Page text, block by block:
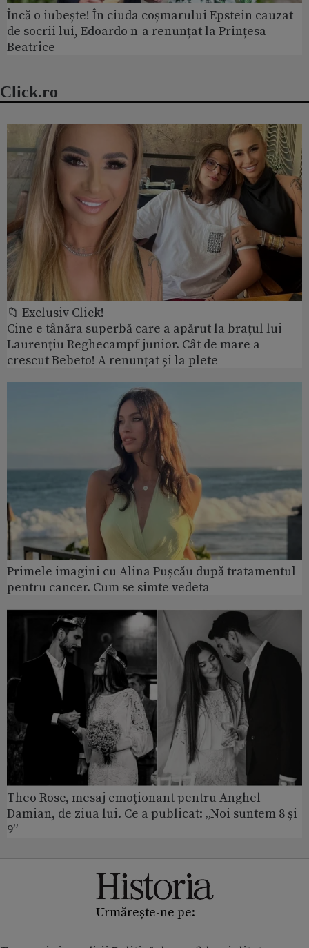
Încă o iubește! În ciuda coșmarului Epstein cauzat
de socrii lui, Edoardo n-a renunțat la Prințesa
Beatrice
Click.ro
📁 Exclusiv Click!
Cine e tânăra superbă care a apărut la brațul lui
Laurențiu Reghecampf junior. Cât de mare a
crescut Bebeto! A renunțat și la plete
Primele imagini cu Alina Pușcău după tratamentul
pentru cancer. Cum se simte vedeta
Theo Rose, mesaj emoționant pentru Anghel
Damian, de ziua lui. Ce a publicat: „Noi suntem 8 și
9”
Urmărește-ne pe: